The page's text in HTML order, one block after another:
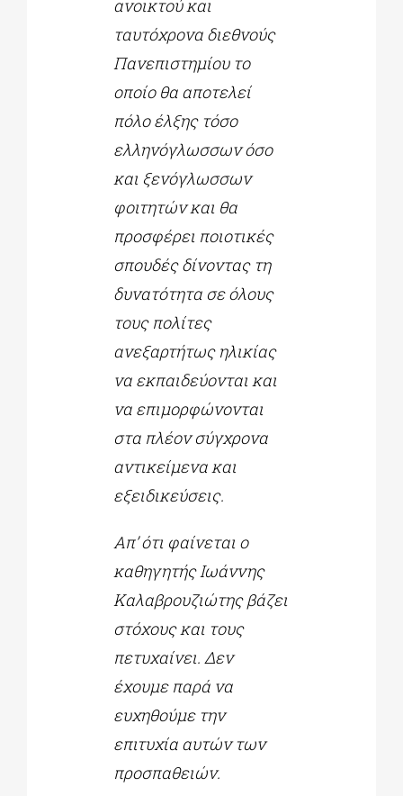
ανοικτού και
ταυτόχρονα διεθνούς
Πανεπιστημίου το
οποίο θα αποτελεί
πόλο έλξης τόσο
ελληνόγλωσσων όσο
και ξενόγλωσσων
φοιτητών και θα
προσφέρει ποιοτικές
σπουδές δίνοντας τη
δυνατότητα σε όλους
τους πολίτες
ανεξαρτήτως ηλικίας
να εκπαιδεύονται και
να επιμορφώνονται
στα πλέον σύγχρονα
αντικείμενα και
εξειδικεύσεις.
Απ’ ότι φαίνεται ο
καθηγητής Ιωάννης
Καλαβρουζιώτης βάζει
στόχους και τους
πετυχαίνει. Δεν
έχουμε παρά να
ευχηθούμε την
επιτυχία αυτών των
προσπαθειών.